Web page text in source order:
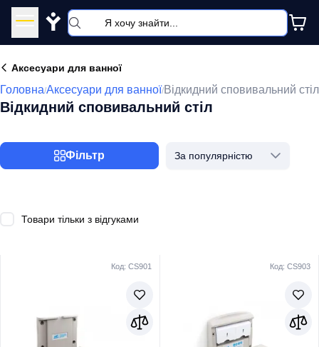
Y
Аксесуари для ванної
Головна/Аксесуари для ванної/Відкидний сповивальний стіл
Відкидний сповивальний стіл
Фільтр За популярністю
Товари тільки з відгуками
Код: CS901 Код: CS903